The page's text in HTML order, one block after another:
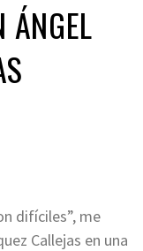
ÁNGEL
difíciles”, me
Callejas en una